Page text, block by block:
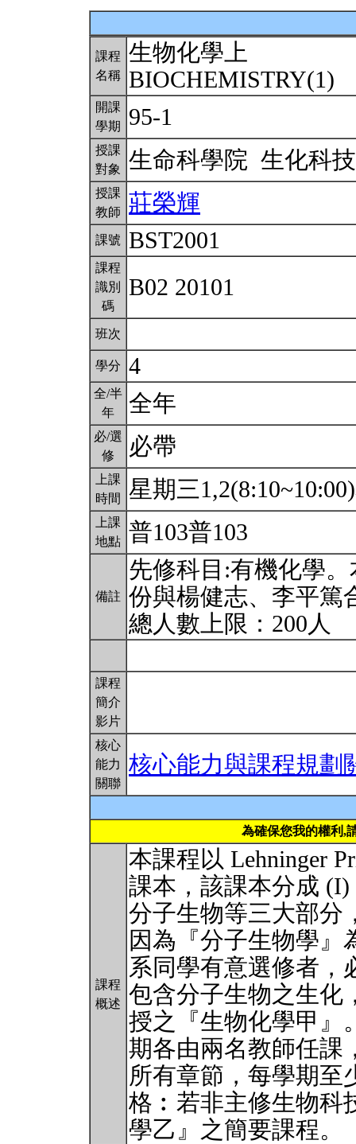
課程
名稱
生物化學上
BIOCHEMISTRY(1)
開課
學期
95-1
授課
對象
生命科學院 生化科
授課
教師
莊榮輝
課號 BST2001
課程
識別
碼
B02 20101
班次
學分 4
全/半
年
全年
必/選
修
必帶
上課
時間
星期三
上課
地點 普103普103
備註
先修科目:有機化學
份與楊健志、李平篤
總人數上限：200人
課程
簡介
影片
核心
能力
關聯
核心能力與課程規劃
為確保您我的權利,
課程
概述
本課程以 Lehninger
課本，該課本分成
分子生物等三大部分
因為『分子生物學』
系同學有意選修者，
包含分子生物之生化
授之『生物化學甲』
期各由兩名教師任課
所有章節，每學期至
格︰若非主修生物科
學乙』之簡要課程。